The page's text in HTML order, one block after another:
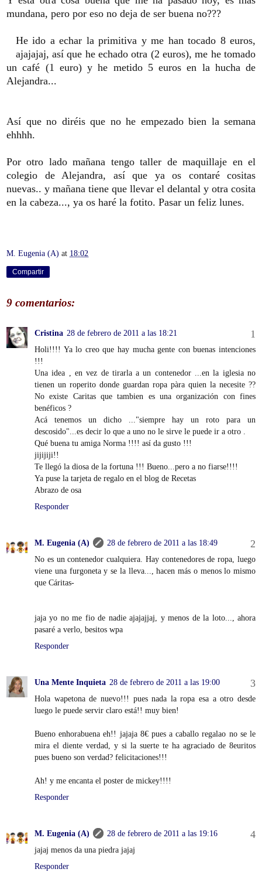
mundana, pero por eso no deja de ser buena no???
He ido a echar la primitiva y me han tocado 8 euros,
ajajajaj, así que he echado otra (2 euros), me he tomado
un café (1 euro) y he metido 5 euros en la hucha de
Alejandra...
Así que no diréis que no he empezado bien la semana
ehhhh.
Por otro lado mañana tengo taller de maquillaje en el
colegio de Alejandra, así que ya os contaré cositas
nuevas.. y mañana tiene que llevar el delantal y otra cosita
en la cabeza..., ya os haré la fotito. Pasar un feliz lunes.
M. Eugenia (A) at 18:02
Compartir
9 comentarios:
Cristina 28 de febrero de 2011 a las 18:21
Holi!!!! Ya lo creo que hay mucha gente con buenas intenciones
!!!
Una idea , en vez de tirarla a un contenedor ...en la iglesia no
tienen un roperito donde guardan ropa pàra quien la necesite ??
No existe Caritas que tambien es una organización con fines
benéficos ?
Acá tenemos un dicho ..."siempre hay un roto para un
descosido"...es decir lo que a uno no le sirve le puede ir a otro .
Qué buena tu amiga Norma !!!! así da gusto !!!
jijijiji!!
Te llegó la diosa de la fortuna !!! Bueno...pero a no fiarse!!!!
Ya puse la tarjeta de regalo en el blog de Recetas
Abrazo de osa
Responder
M. Eugenia (A)
28 de febrero de 2011 a las 18:49
No es un contenedor cualquiera. Hay contenedores de ropa, luego
viene una furgoneta y se la lleva..., hacen más o menos lo mismo
que Cáritas-
jaja yo no me fio de nadie ajajajjaj, y menos de la loto..., ahora
pasaré a verlo, besitos wpa
Responder
Una Mente Inquieta 28 de febrero de 2011 a las 19:00
Hola wapetona de nuevo!!! pues nada la ropa esa a otro desde
luego le puede servir claro está!! muy bien!
Bueno enhorabuena eh!! jajaja 8€ pues a caballo regalao no se le
mira el diente verdad, y si la suerte te ha agraciado de 8euritos
pues bueno son verdad? felicitaciones!!!
Ah! y me encanta el poster de mickey!!!!
Responder
M. Eugenia (A)
28 de febrero de 2011 a las 19:16
jajaj menos da una piedra jajaj
Responder